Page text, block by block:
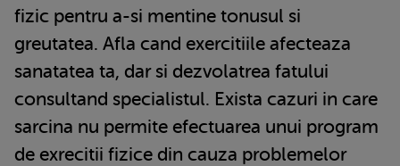
fizic pentru a-si mentine tonusul si
greutatea. Afla cand exercitiile afecteaza
sanatatea ta, dar si dezvolatrea fatului
consultand specialistul. Exista cazuri in care
sarcina nu permite efectuarea unui program
de exrecitii fizice din cauza problemelor